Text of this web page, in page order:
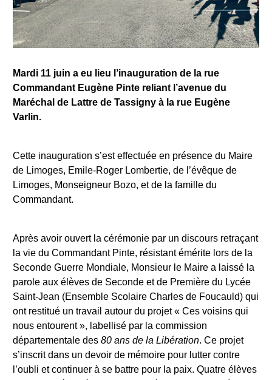
Mardi 11 juin a eu lieu l’inauguration de la rue
Commandant Eugène Pinte reliant l’avenue du
Maréchal de Lattre de Tassigny à la rue Eugène
Varlin.
Cette inauguration s’est effectuée en présence du Maire
de Limoges, Emile-Roger Lombertie, de l’évêque de
Limoges, Monseigneur Bozo, et de la famille du
Commandant.
Après avoir ouvert la cérémonie par un discours retraçant
la vie du Commandant Pinte, résistant émérite lors de la
Seconde Guerre Mondiale, Monsieur le Maire a laissé la
parole aux élèves de Seconde et de Première du Lycée
Saint-Jean (Ensemble Scolaire Charles de Foucauld) qui
ont restitué un travail autour du projet « Ces voisins qui
nous entourent », labellisé par la commission
départementale des 80 ans de la Libération. Ce projet
s’inscrit dans un devoir de mémoire pour lutter contre
l’oubli et continuer à se battre pour la paix. Quatre élèves